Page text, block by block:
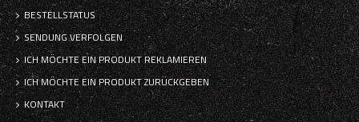
BESTELLSTATUS
SENDUNG VERFOLGEN
ICH MÖCHTE EIN PRODUKT REKLAMIEREN
ICH MÖCHTE EIN PRODUKT ZURÜCKGEBEN
KONTAKT